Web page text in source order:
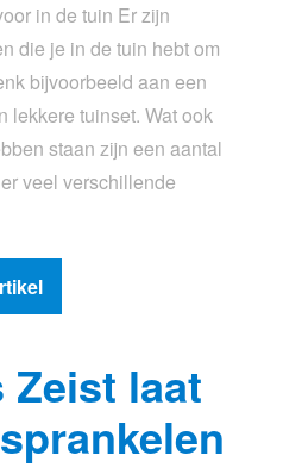
in de tuin Er zijn
die je in de tuin hebt om
bijvoorbeeld aan een
lekkere tuinset. Wat ook
staan zijn een aantal
veel verschillende
Zeist laat